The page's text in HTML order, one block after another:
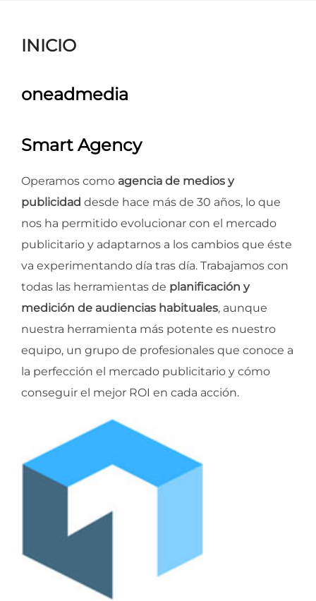
INICIO
oneadmedia
Smart Agency
Operamos como agencia de medios y
publicidad desde hace más de 30 años, lo que
nos ha permitido evolucionar con el mercado
publicitario y adaptarnos a los cambios que éste
va experimentando día tras día. Trabajamos con
todas las herramientas de planificación y
medición de audiencias habituales, aunque
nuestra herramienta más potente es nuestro
equipo, un grupo de profesionales que conoce a
la perfección el mercado publicitario y cómo
conseguir el mejor ROI en cada acción.